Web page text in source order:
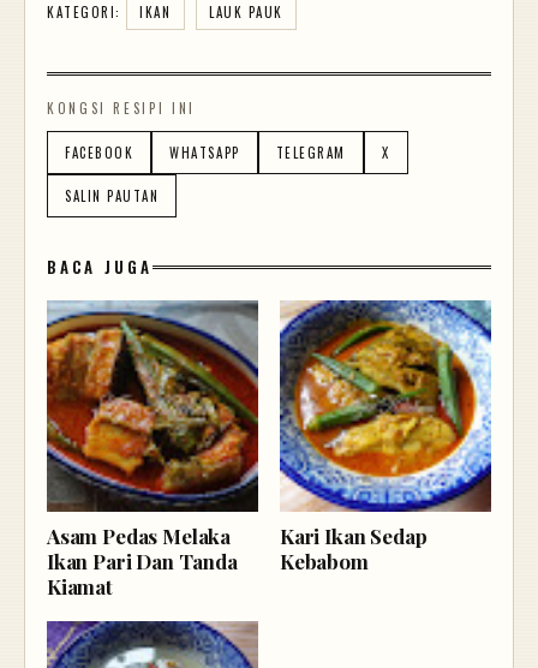
KATEGORI: IKAN LAUK PAUK
KONGSI RESIPI INI
FACEBOOK WHATSAPP TELEGRAM X
SALIN PAUTAN
BACA JUGA
Asam Pedas Melaka
Ikan Pari Dan Tanda
Kiamat
Kari Ikan Sedap
Kebabom